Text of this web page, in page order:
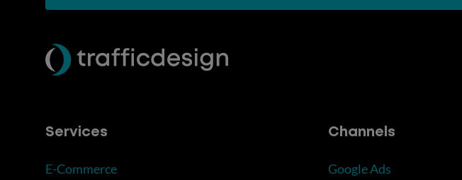
Services
E-Commerce
Channels
Google Ads